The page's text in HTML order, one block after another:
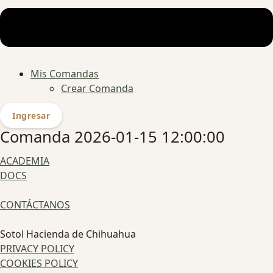
Mis Comandas
Crear Comanda
Ingresar
Comanda 2026-01-15 12:00:00
ACADEMIA
DOCS
CONTÁCTANOS
Sotol Hacienda de Chihuahua
PRIVACY POLICY
COOKIES POLICY